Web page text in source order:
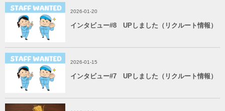
2026-01-20
インタビュー#8 UPしました（リクルート情報）
2026-01-15
インタビュー#7 UPしました（リクルート情報）